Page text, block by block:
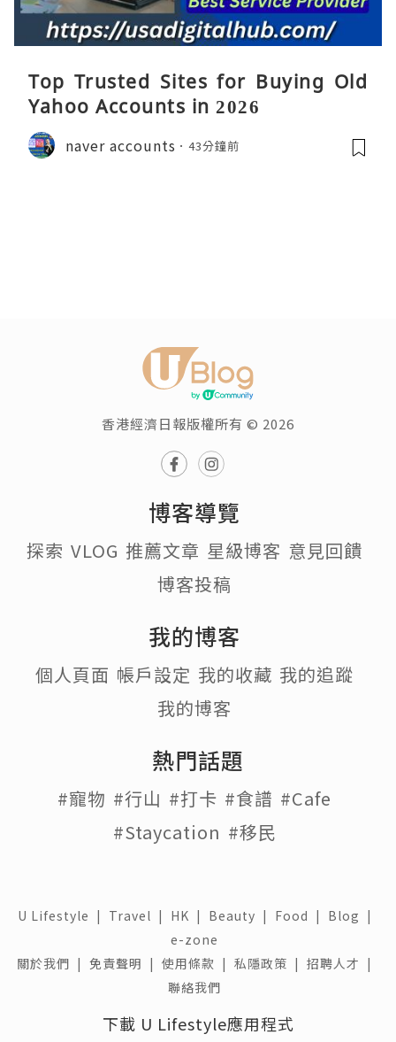
Top Trusted Sites for Buying Old
Yahoo Accounts in 2026
naver accounts 43分鐘前
香港經濟日報版權所有 © 2026
博客導覽
探索 VLOG 推薦文章 星級博客 意見回饋
博客投稿
我的博客
個人頁面 帳戶設定 我的收藏 我的追蹤
我的博客
熱門話題
#寵物 #行山 #打卡 #食譜 #Cafe
#Staycation #移民
U Lifestyle | Travel | HK | Beauty | Food | Blog |
e-zone
關於我們 | 免責聲明 | 使用條款 | 私隱政策 | 招聘人才 |
聯絡我們
下載 U Lifestyle應用程式